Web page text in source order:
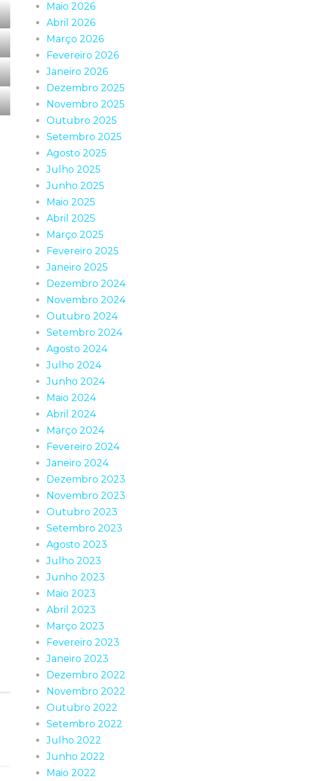
Maio 2026
Abril 2026
Março 2026
Fevereiro 2026
Janeiro 2026
Dezembro 2025
Novembro 2025
Outubro 2025
Setembro 2025
Agosto 2025
Julho 2025
Junho 2025
Maio 2025
Abril 2025
Março 2025
Fevereiro 2025
Janeiro 2025
Dezembro 2024
Novembro 2024
Outubro 2024
Setembro 2024
Agosto 2024
Julho 2024
Junho 2024
Maio 2024
Abril 2024
Março 2024
Fevereiro 2024
Janeiro 2024
Dezembro 2023
Novembro 2023
Outubro 2023
Setembro 2023
Agosto 2023
Julho 2023
Junho 2023
Maio 2023
Abril 2023
Março 2023
Fevereiro 2023
Janeiro 2023
Dezembro 2022
Novembro 2022
Outubro 2022
Setembro 2022
Julho 2022
Junho 2022
Maio 2022